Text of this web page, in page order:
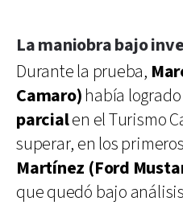
La maniobra bajo
Durante la prueba,
Camaro)había logrado
parcialen el Turismo
superar, en los
Martínez (Ford
que quedó bajo